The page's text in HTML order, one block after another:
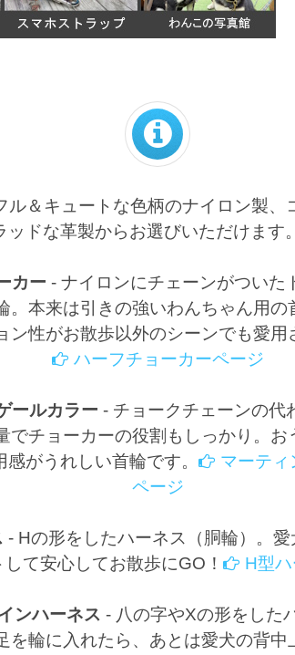
ル＆キュートな色柄のナイロン製、
ッドな革製からお選びいただけます。
カー - ナイロンにチェーンがついた
。本来は引きの強いわんちゃん用の
ン性がお散歩以外のシーンでも愛用
ハーフチョーカーページ
ールカラー - チョークチェーンの代
でチョーカーの役割もしっかり。お
感がうれしい首輪です。
マーティ
ページ
- Hの形をしたハーネス（胴輪）。
して安心してお散歩にGO！
H型
ンハーネス - 八の字やXの形をした
を輪に入れたら、あとは愛犬の背中